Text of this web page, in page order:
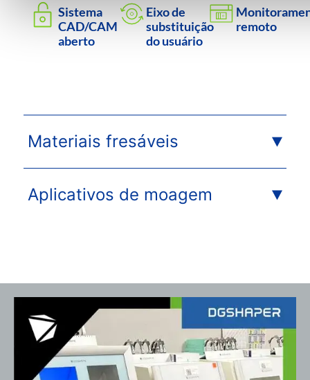
Sistema
CAD/CAM
aberto
Eixo de
substituição
do usuário
remoto
Materiais fresáveis
Aplicativos de moagem